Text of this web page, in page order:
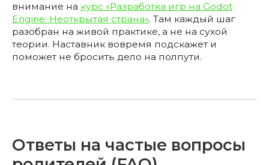
внимание на курс «Разработка игр на Godot
Engine. Неоткрытая страна». Там каждый шаг
разобран на живой практике, а не на сухой
теории. Наставник вовремя подскажет и
поможет не бросить дело на полпути.
Ответы на частые вопросы